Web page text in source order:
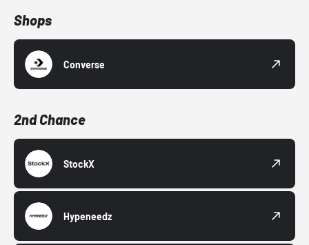
Shops
Converse
2nd Chance
StockX
Hypeneedz